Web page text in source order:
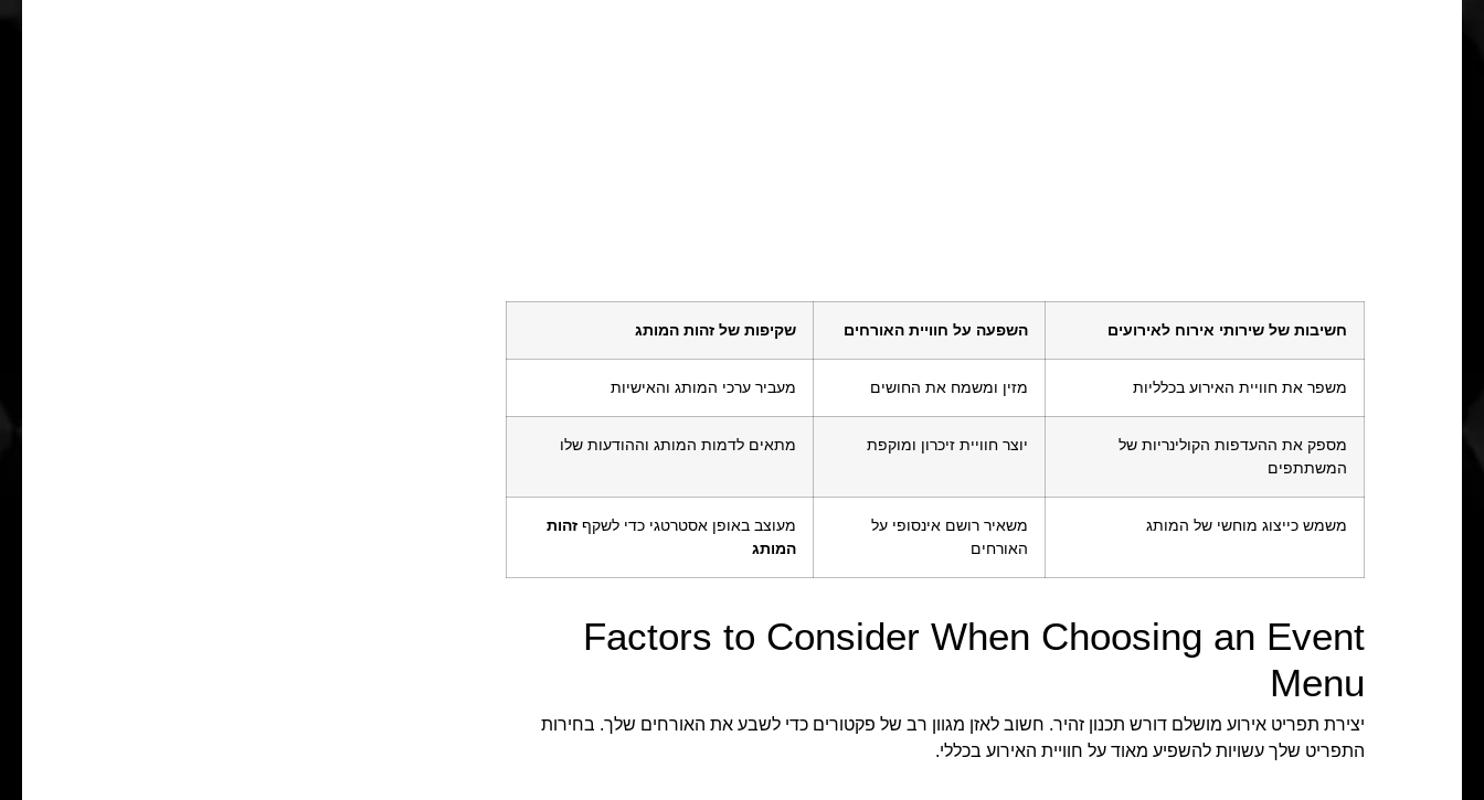
חשיבות של שירותי אירוח לאירועים השפעה על חוויית האורחים שקיפות של זהות המותג
משפר את חוויית האירוע בכלליות מזין ומשמח את החושים מעביר ערכי המותג והאישיות
מספק את ההעדפות הקולינריות של
המשתתפים
יוצר חוויית זיכרון ומוקפת מתאים לדמות המותג וההודעות שלו
משמש כייצוג מוחשי של המותג
משאיר רושם אינסופי על
האורחים
מעוצב באופן אסטרטגי כדי לשקף זהות
המותג
Factors to Consider When Choosing an Event
Menu
יצירת תפריט אירוע מושלם דורש תכנון זהיר. חשוב לאזן מגוון רב של פקטורים כדי לשבע את האורחים שלך. בחירות
התפריט שלך עשויות להשפיע מאוד על חוויית האירוע בכללי.